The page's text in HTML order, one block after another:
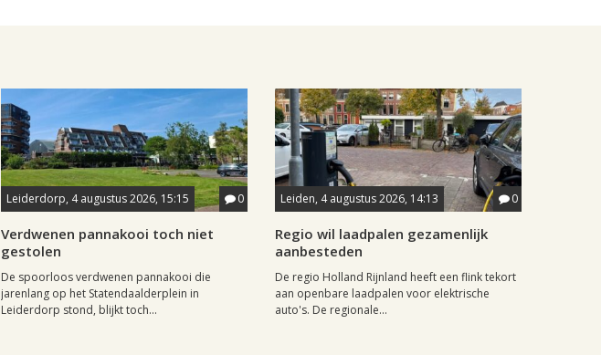
Leiderdorp, 4 augustus 2026, 15:15 0
Verdwenen pannakooi toch niet
gestolen
De spoorloos verdwenen pannakooi die
jarenlang op het Statendaalderplein in
Leiderdorp stond, blijkt toch...
Leiden, 4 augustus 2026, 14:13 0
Regio wil laadpalen gezamenlijk
aanbesteden
De regio Holland Rijnland heeft een flink tekort
aan openbare laadpalen voor elektrische
auto's. De regionale...